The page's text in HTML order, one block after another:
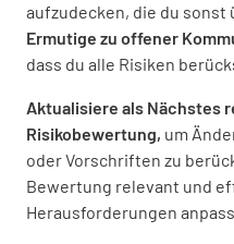
aufzudecken, die du sonst
Ermutige zu offener
dass du alle Risiken
Aktualisiere als Nächstes
Risikobewertung, um
oder Vorschriften zu
Bewertung relevant und
Herausforderungen
Willst du Lichtrisiken
JA NEIN